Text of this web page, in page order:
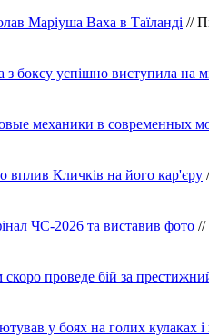
Маріуша Ваха в Таїланді //
з боксу успішно виступила на
механики в современных
вплив Кличків на його кар'єру
ЧС-2026 та виставив фото //
проведе бій за
у боях на голих